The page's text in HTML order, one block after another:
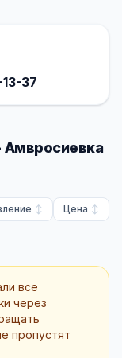
37
Амвросиевка
Цена
все
через
пропустят